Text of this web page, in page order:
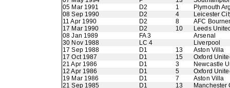
05 Mar 1991
D2 1
Plymouth
08 Sep 1990
D2 4
Leicester
11 Apr 1990
D2 8
AFC
17 Mar 1990
D2 10
Leeds
08 Jan 1989
FA 3
Arsenal
30 Nov 1988
LC 4
Liverpool
17 Sep 1988
D1 13
Aston Villa
17 Oct 1987
D1 15
Oxford
21 Apr 1986
D1 3
Newcastle
12 Apr 1986
D1 5
Oxford
19 Mar 1986
D1 7
Aston Villa
21 Sep 1985
D1 13
Manchester